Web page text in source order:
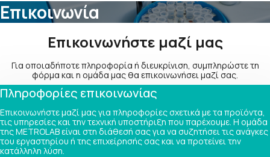
Επικοινωνία
Επικοινωνήστε μαζί μας
Για οποιαδήποτε πληροφορία ή διευκρίνιση, συμπληρώστε τη
φόρμα και η ομάδα μας θα επικοινωνήσει μαζί σας.
Πληροφορίες επικοινωνίας
Επικοινωνήστε μαζί μας για πληροφορίες σχετικά με τα προϊόντα,
τις υπηρεσίες και την τεχνική υποστήριξη που παρέχουμε. Η ομάδα
της METROLAB είναι στη διάθεσή σας για να συζητήσει τις ανάγκες
του εργαστηρίου ή της επιχείρησής σας και να προτείνει την
κατάλληλη λύση.